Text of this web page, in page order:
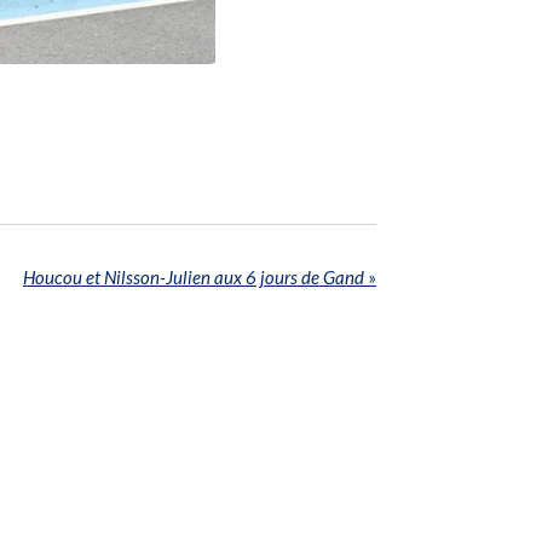
Houcou et Nilsson-Julien aux 6 jours de Gand »